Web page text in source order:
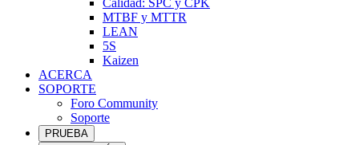
Calidad: SPC y CPK
MTBF y MTTR
LEAN
5S
Kaizen
ACERCA
SOPORTE
Foro Community
Soporte
PRUEBA